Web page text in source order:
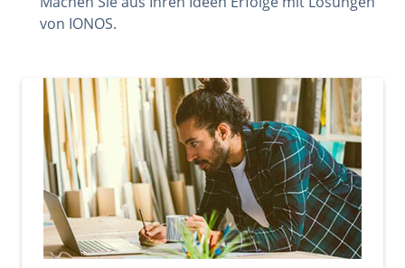
von IONOS.